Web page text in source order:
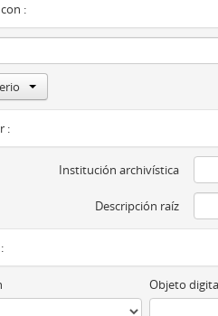
:
:
Institución archivística
Descripción raíz
Objeto